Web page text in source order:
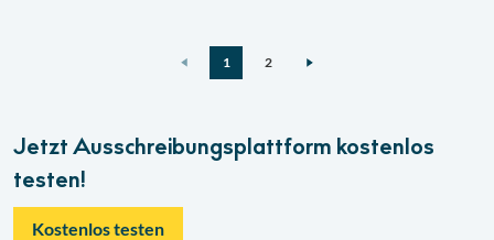
1 2
Jetzt Ausschreibungsplattform kostenlos
testen!
Kostenlos testen